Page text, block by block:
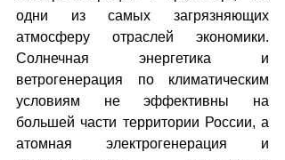
одни из самых загрязняющих
атмосферу отраслей экономики.
Солнечная энергетика и
ветрогенерация по климатическим
условиям не эффективны на
большей части территории России, а
атомная электрогенерация и